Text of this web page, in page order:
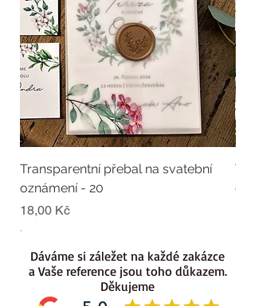
Transparentní přebal na svatební
oznámení - 20
Cena
18,00 Kč
.
Dáváme si záležet na každé zakázce
a Vaše reference jsou toho důkazem.
Děkujeme